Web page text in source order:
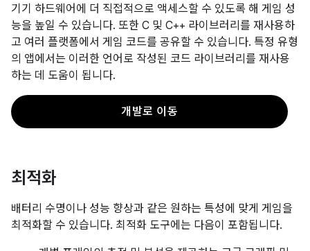
기기 하드웨어에 더 직접적으로 액세스할 수 있도록 해 게임 성
능을 높일 수 있습니다. 또한 C 및 C++ 라이브러리를 재사용하
고 여러 플랫폼에서 게임 코드를 공유할 수 있습니다. 특정 유형
의 앱에서는 이러한 언어로 작성된 코드 라이브러리를 재사용
하는 데 도움이 됩니다.
개발로 이동
최적화
배터리 수명이나 성능 향상과 같은 원하는 특성에 맞게 게임을
최적화할 수 있습니다. 최적화 도구에는 다음이 포함됩니다.